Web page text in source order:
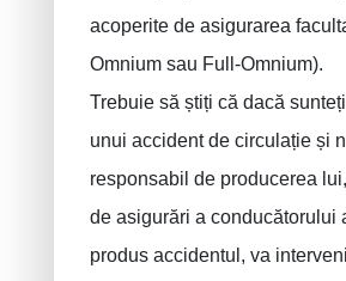
acoperite de asigurarea
Omnium sau Full-Omnium).
Trebuie să știți că dacă
unui accident de circulație și
responsabil de producerea
de asigurări a conducătorului
produs accidentul, va